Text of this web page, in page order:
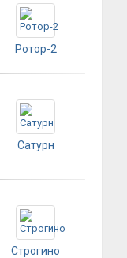
Ротор-2
Сатурн
Строгино